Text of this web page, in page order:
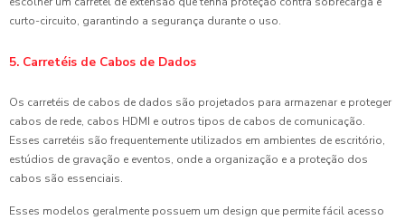
curto-circuito, garantindo a segurança durante o uso.
5. Carretéis de Cabos de Dados
Os carretéis de cabos de dados são projetados para armazenar e proteger
cabos de rede, cabos HDMI e outros tipos de cabos de comunicação.
Esses carretéis são frequentemente utilizados em ambientes de escritório,
estúdios de gravação e eventos, onde a organização e a proteção dos
cabos são essenciais.
Esses modelos geralmente possuem um design que permite fácil acesso